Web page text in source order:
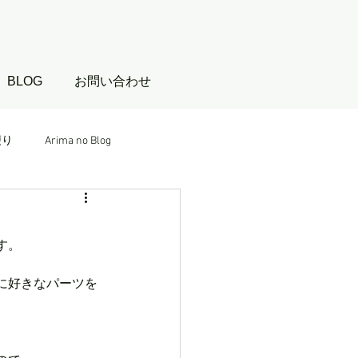
BLOG お問い合わせ
Arima no Blog
好きなパーツを